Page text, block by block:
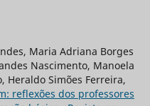
Maria Adriana Borges
Nascimento, Manoela
Heraldo Simões Ferreira,
reflexões dos professores